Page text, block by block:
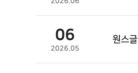
06
2026.05
원스